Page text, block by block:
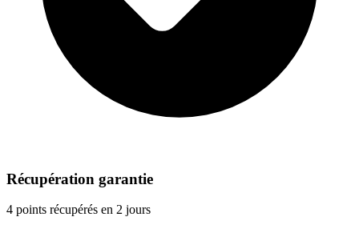
Récupération garantie
4 points récupérés en 2 jours